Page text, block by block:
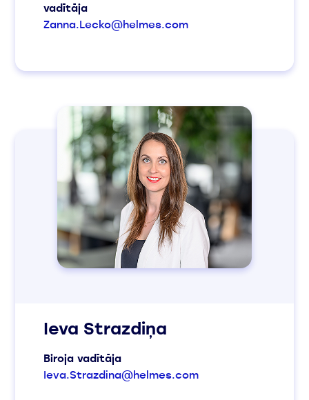
vadītāja
Zanna.Lecko@helmes.com
Ieva Strazdiņa
Biroja vadītāja
Ieva.Strazdina@helmes.com